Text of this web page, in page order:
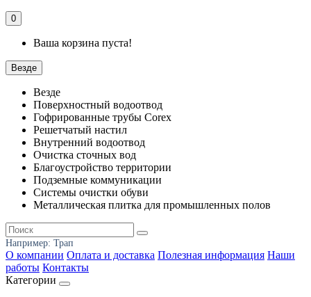
0
Ваша корзина пуста!
Везде
Везде
Поверхностный водоотвод
Гофрированные трубы Corex
Решетчатый настил
Внутренний водоотвод
Очистка сточных вод
Благоустройство территории
Подземные коммуникации
Системы очистки обуви
Металлическая плитка для промышленных полов
Например: Трап
О компании Оплата и доставка Полезная информация Наши
работы Контакты
Категории